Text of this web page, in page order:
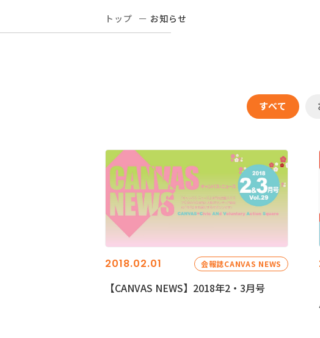
トップ お知らせ
すべて
2018.02.01 会報誌CANVAS NEWS
【CANVAS NEWS】2018年2・3月号